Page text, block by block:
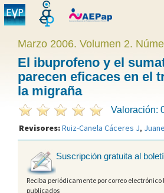
Marzo 2006. Volumen 2.
El ibuprofeno y el
parecen eficaces en el
la migraña
Valoración:
Revisores:Ruiz-Canela Cáceres J,
Suscripción gratuita al
Reciba periódicamente por correo
publicados